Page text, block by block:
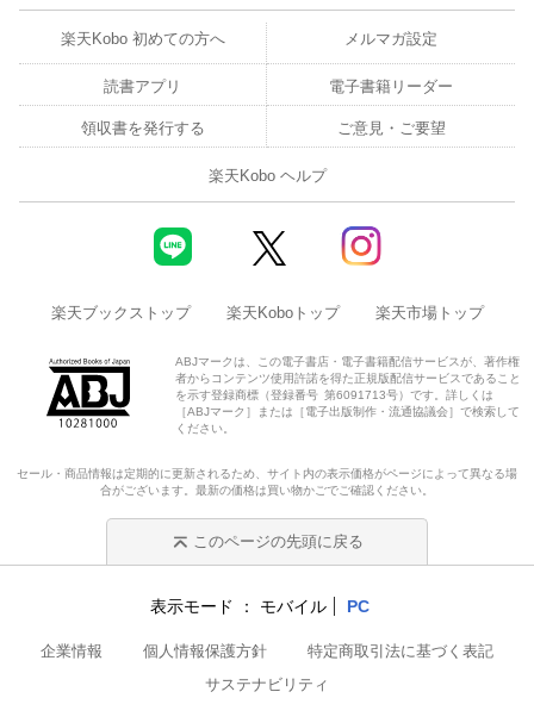
楽天Kobo 初めての方へ メルマガ設定
読書アプリ 電子書籍リーダー
領収書を発行する ご意見・ご要望
楽天Kobo ヘルプ
楽天ブックストップ 楽天Koboトップ 楽天市場トップ
ABJマークは、この電子書店・電子書籍配信サービスが、著作権
者からコンテンツ使用許諾を得た正規版配信サービスであること
を示す登録商標（登録番号 第6091713号）です。詳しくは
［ABJマーク］または［電子出版制作・流通協議会］で検索して
ください。
セール・商品情報は定期的に更新されるため、サイト内の表示価格がページによって異なる場
合がございます。最新の価格は買い物かごでご確認ください。
このページの先頭に戻る
表示モード モバイル PC
企業情報 個人情報保護方針
特定商取引法に基づく表記
サステナビリティ